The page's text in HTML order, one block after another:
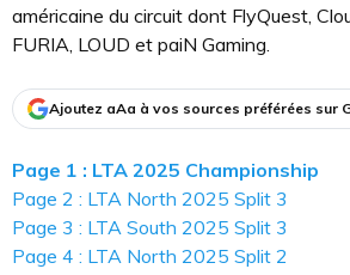
américaine du circuit dont FlyQuest,
FURIA, LOUD et paiN Gaming.
Ajoutez aAa à vos sources préférées sur
Page 1 : LTA 2025 Championship
Page 2 : LTA North 2025 Split 3
Page 3 : LTA South 2025 Split 3
Page 4 : LTA North 2025 Split 2